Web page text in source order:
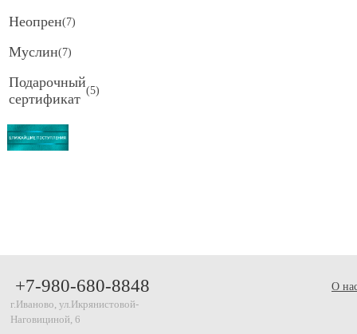
Неопрен(7)
Муслин(7)
Подарочный
сертификат
(5)
+7-980-680-8848
г.Иваново, ул.Икрянистовой-
Наговициной, 6
О